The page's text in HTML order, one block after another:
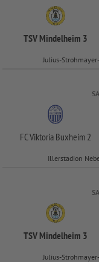
TSV Mindelheim 3
Julius-
FC Viktoria Buxheim 2
Illerstadion
TSV Mindelheim 3
Julius-